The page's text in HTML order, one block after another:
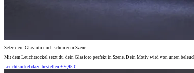
Setze dein Glasfoto noch schöner in Szene
Mit dem Leuchtsockel setzt du dein Glasfoto perfekt in Szene. Dein Motiv wird von unten
Leuchtsockel dazu bestellen + 9,95 €